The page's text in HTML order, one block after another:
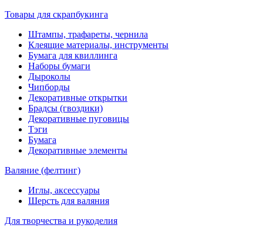
Товары для скрапбукинга
Штампы, трафареты, чернила
Клеящие материалы, инструменты
Бумага для квиллинга
Наборы бумаги
Дыроколы
Чипборды
Декоративные открытки
Брадсы (гвоздики)
Декоративные пуговицы
Тэги
Бумага
Декоративные элементы
Валяние (фелтинг)
Иглы, аксессуары
Шерсть для валяния
Для творчества и рукоделия